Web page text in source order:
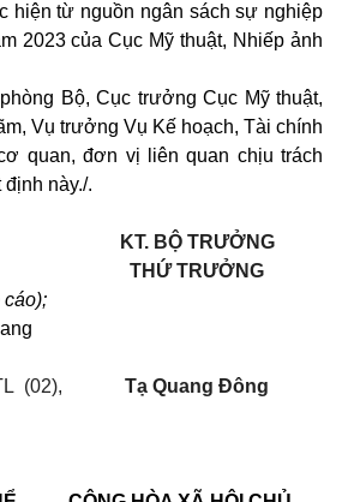
hiện từ nguồn ngân sách sự nghiệp
2023 của Cục Mỹ thuật, Nhiếp ảnh
Bộ, Cục trưởng Cục Mỹ thuật,
Vụ trưởng Vụ Kế hoạch, Tài chính
quan, đơn vị liên quan chịu trách
này./.
cáo);
(02),
KT. BỘ TRƯỞNG
THỨ TRƯỞNG
Tạ Quang Đông